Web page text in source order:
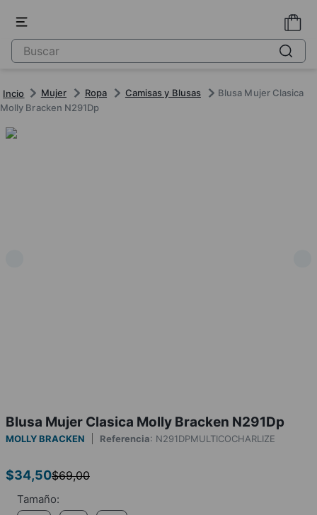
Mujer Ropa Camisas y Blusas
Blusa Mujer Clasica
Molly Bracken N291Dp
Blusa Mujer Clasica Molly Bracken N291Dp
MOLLY BRACKEN Referencia: N291DPMULTICOCHARLIZE
$34,50$69,00